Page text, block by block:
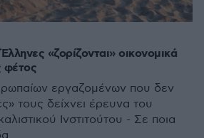
«ζορίζονται» οικονομικά
φέτος
εργαζομένων που δεν
τους δείχνει έρευνα του
Ινστιτούτου - Σε ποια